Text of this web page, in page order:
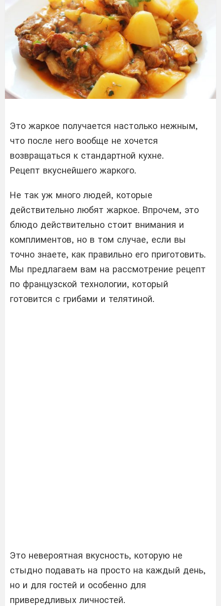
Это жаркое получается настолько нежным,
что после него вообще не хочется
возвращаться к стандартной кухне.
Рецепт вкуснейшего жаркого.
Не так уж много людей, которые
действительно любят жаркое. Впрочем, это
блюдо действительно стоит внимания и
комплиментов, но в том случае, если вы
точно знаете, как правильно его приготовить.
Мы предлагаем вам на рассмотрение рецепт
по французской технологии, который
готовится с грибами и телятиной.
Это невероятная вкусность, которую не
стыдно подавать на просто на каждый день,
но и для гостей и особенно для
привередливых личностей.